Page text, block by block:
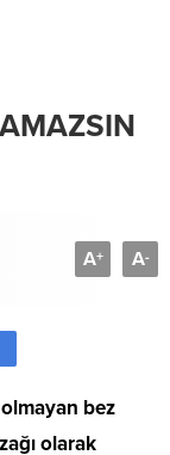
A+ A-
bez
olarak